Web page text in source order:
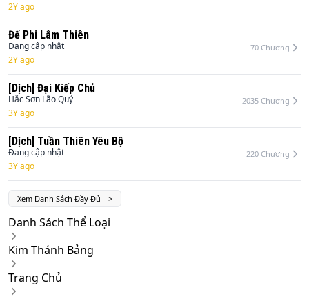
2Y ago
Đế Phi Lâm Thiên
Đang cập nhật
2Y ago
70 Chương
[Dịch] Đại Kiếp Chủ
Hắc Sơn Lão Quỷ
3Y ago
2035 Chương
[Dịch] Tuần Thiên Yêu Bộ
Đang cập nhật
3Y ago
220 Chương
Xem Danh Sách Đầy Đủ -->
Danh Sách Thể Loại
Kim Thánh Bảng
Trang Chủ